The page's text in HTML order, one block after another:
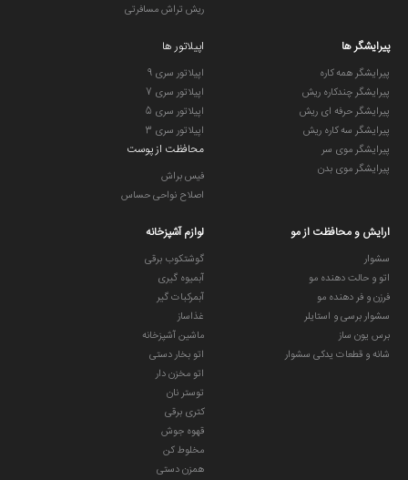
ریش تراش مسافرتی
پیرایشگر ها
پیرایشگر همه کاره
پیرایشگر چندکاره ریش
پیرایشگر حرفه ای ریش
پیرایشگر سه کاره ریش
پیرایشگر موی سر
پیرایشگر موی بدن
اپیلاتور ها
اپیلاتور سری 9
اپیلاتور سری 7
اپیلاتور سری 5
اپیلاتور سری 3
محافظت از پوست
فیس براش
اصلاح نواحی حساس
ارایش و محافظت از مو
سشوار
اتو و حالت دهنده مو
فرزن و فر دهنده مو
سشوار برسی و استایلر
برس یون ساز
شانه و قطعات یدکی سشوار
لوازم آشپزخانه
گوشتکوب برقی
آبمیوه گیری
آبمرکبات گیر
غذاساز
ماشین آشپزخانه
اتو بخار دستی
اتو مخزن دار
توستر نان
کتری برقی
قهوه جوش
مخلوط کن
همزن دستی